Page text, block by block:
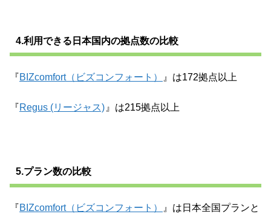
4.利用できる日本国内の拠点数の比較
『BIZcomfort（ビズコンフォート） 』は172拠点以上
『Regus (リージャス) 』は215拠点以上
5.プラン数の比較
『BIZcomfort（ビズコンフォート）
』は日本全国プランと